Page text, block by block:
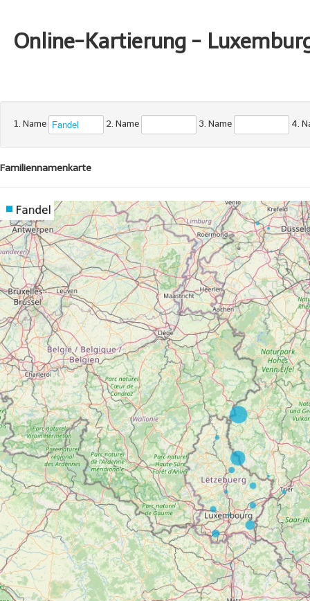
Online-Kartierung -
1. Name 2. Name 3. Name 4.
Familiennamenkarte